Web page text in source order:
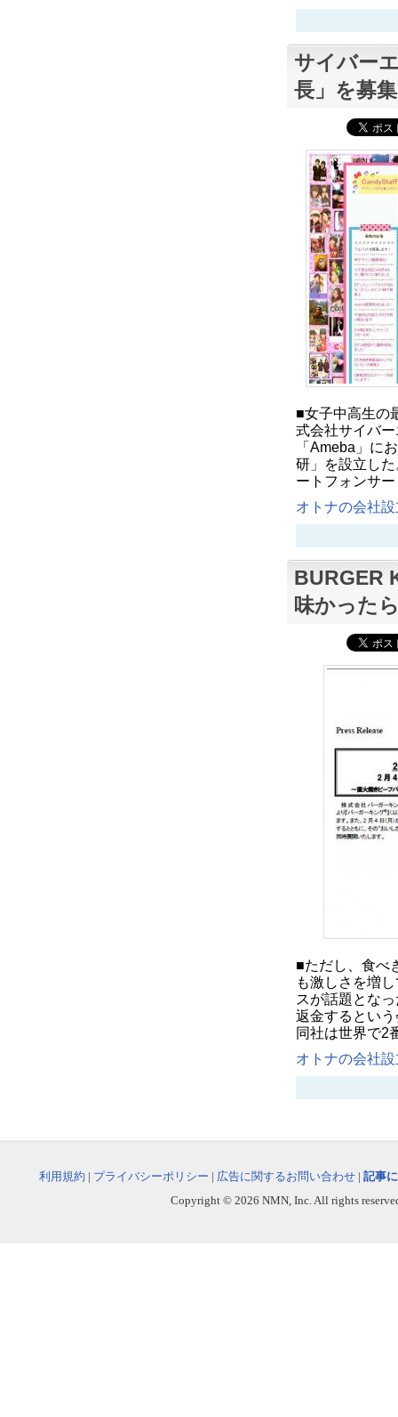
サイバー
長」を募
■女子中高生の
式会社サイバ
「Ameba」に
研」を設立し
ートフォンサ
オトナの会社
BURGER
味かった
■ただし、食べ
も激しさを増
スが話題とな
返金するとい
同社は世界で2
オトナの会社
利用規約 | プライバシーポリシー | 広告に関するお問い合わせ | 記事
Copyright © 2026 NMN, Inc. All rights